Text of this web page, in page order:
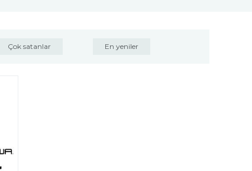
Çok satanlar En yeniler